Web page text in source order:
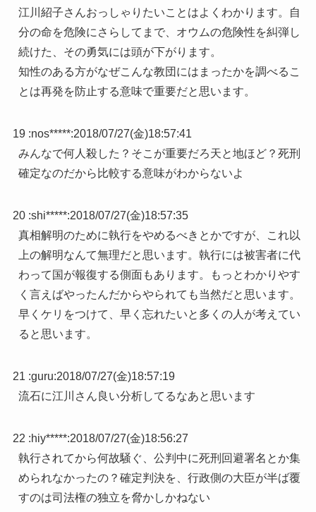
江川紹子さんおっしゃりたいことはよくわかります。自
分の命を危険にさらしてまで、オウムの危険性を糾弾し
続けた、その勇気には頭が下がります。
知性のある方がなぜこんな教団にはまったかを調べるこ
とは再発を防止する意味で重要だと思います。
19 :nos*****:2018/07/27(金)18:57:41
みんなで何人殺した？そこが重要だろ天と地ほど？死刑
確定なのだから比較する意味がわからないよ
20 :shi*****:2018/07/27(金)18:57:35
真相解明のために執行をやめるべきとかですが、これ以
上の解明なんて無理だと思います。執行には被害者に代
わって国が報復する側面もあります。もっとわかりやす
く言えばやったんだからやられても当然だと思います。
早くケリをつけて、早く忘れたいと多くの人が考えてい
ると思います。
21 :guru:2018/07/27(金)18:57:19
流石に江川さん良い分析してるなあと思います
22 :hiy*****:2018/07/27(金)18:56:27
執行されてから何故騒ぐ、公判中に死刑回避署名とか集
められなかったの？確定判決を、行政側の大臣が半ば覆
すのは司法権の独立を脅かしかねない